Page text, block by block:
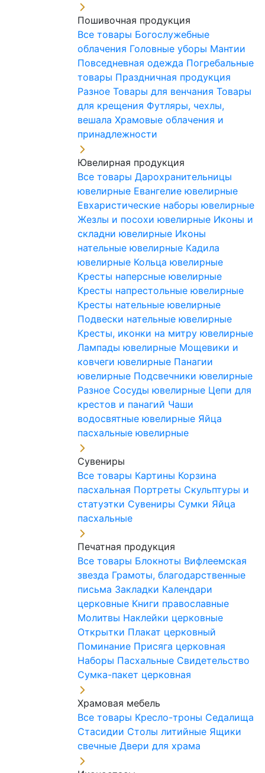
Пошивочная продукция
Все товары Богослужебные
облачения Головные уборы Мантии
Повседневная одежда Погребальные
товары Праздничная продукция
Разное Товары для венчания Товары
для крещения Футляры, чехлы,
вешала Храмовые облачения и
принадлежности
Ювелирная продукция
Все товары Дарохранительницы
ювелирные Евангелие ювелирные
Евхаристические наборы ювелирные
Жезлы и посохи ювелирные Иконы и
складни ювелирные Иконы
нательные ювелирные Кадила
ювелирные Кольца ювелирные
Кресты наперсные ювелирные
Кресты напрестольные ювелирные
Кресты нательные ювелирные
Подвески нательные ювелирные
Кресты, иконки на митру ювелирные
Лампады ювелирные Мощевики и
ковчеги ювелирные Панагии
ювелирные Подсвечники ювелирные
Разное Сосуды ювелирные Цепи для
крестов и панагий Чаши
водосвятные ювелирные Яйца
пасхальные ювелирные
Сувениры
Все товары Картины Корзина
пасхальная Портреты Скульптуры и
статуэтки Сувениры Сумки Яйца
пасхальные
Печатная продукция
Все товары Блокноты Вифлеемская
звезда Грамоты, благодарственные
письма Закладки Календари
церковные Книги православные
Молитвы Наклейки церковные
Открытки Плакат церковный
Поминание Присяга церковная
Наборы Пасхальные Свидетельство
Сумка-пакет церковная
Храмовая мебель
Все товары Кресло-троны Седалища
Стасидии Столы литийные Ящики
свечные Двери для храма